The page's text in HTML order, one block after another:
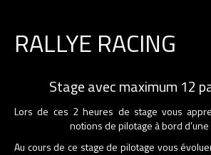
RALLYE RACING
Stage avec maximum 12
Lors de ces 2 heures de stage vous
notions de pilotage à bord d’une
Au cours de ce stage de pilotage vous